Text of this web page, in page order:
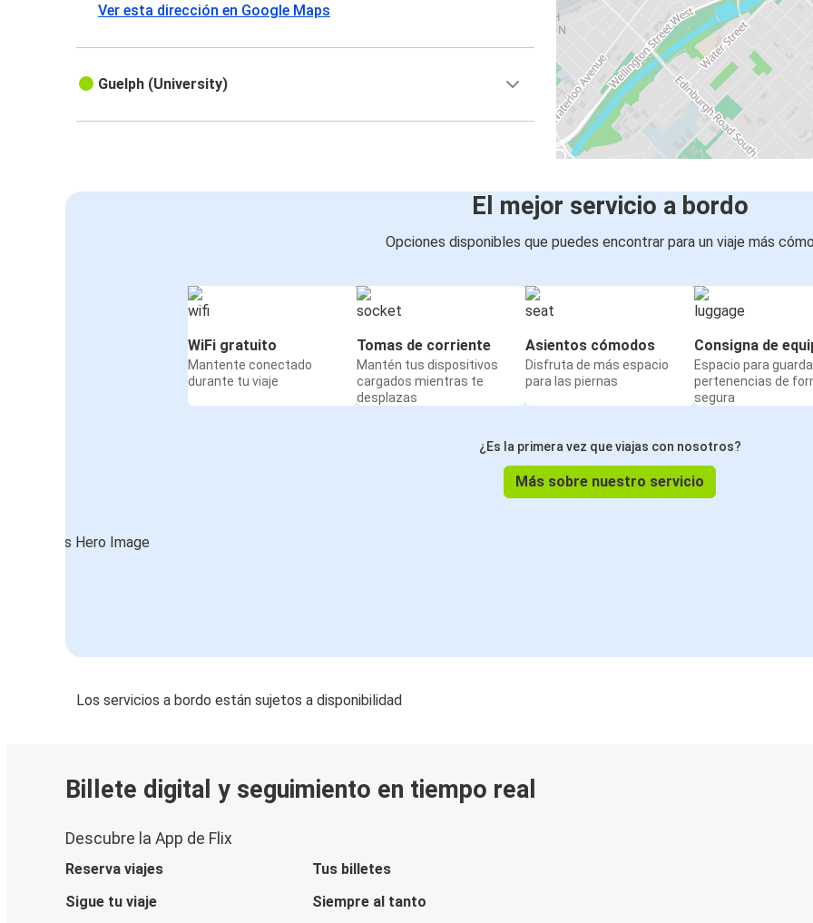
Ver esta dirección en Google Maps
Guelph (University)
El mejor servicio a bordo
Opciones disponibles que puedes encontrar para un viaje más
WiFi gratuito
Mantente conectado
durante tu viaje
Tomas de corriente
Mantén tus dispositivos
cargados mientras te
desplazas
Asientos cómodos
Disfruta de más espacio
para las piernas
Consigna de
Espacio para
pertenencias de
segura
¿Es la primera vez que viajas con nosotros?
Más sobre nuestro servicio
Los servicios a bordo están sujetos a disponibilidad
Billete digital y seguimiento en tiempo real
Descubre la App de Flix
Reserva viajes
Tus billetes
Sigue tu viaje
Siempre al tanto